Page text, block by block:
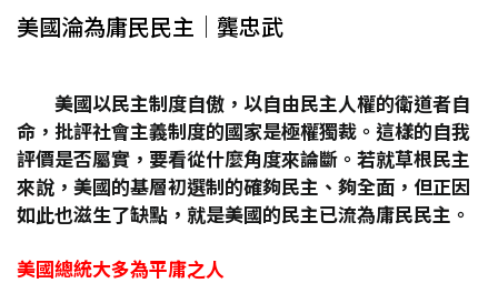
美國淪為庸民民主│龔忠武
美國以民主制度自傲，以自由民主人權的衛道者自
命，批評社會主義制度的國家是極權獨裁。這樣的自我
評價是否屬實，要看從什麼角度來論斷。若就草根民主
來說，美國的基層初選制的確夠民主、夠全面，但正因
如此也滋生了缺點，就是美國的民主已流為庸民民主。
美國總統大多為平庸之人